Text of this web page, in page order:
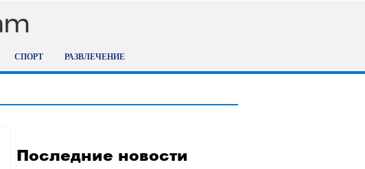
СПОРТ РАЗВЛЕЧЕНИЕ
Последние новости